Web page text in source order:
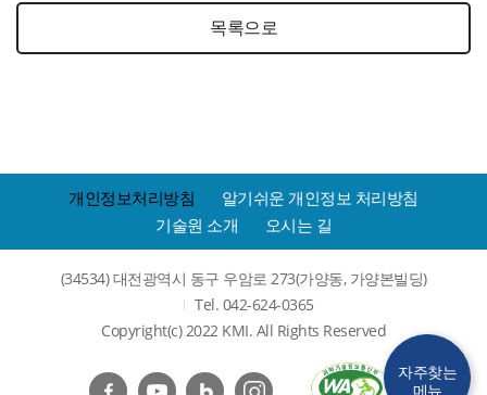
자주찾는
메뉴
목록으로
개인정보처리방침
알기쉬운 개인정보 처리방침
기술원 소개
오시는 길
(34534) 대전광역시 동구 우암로 273(가양동, 가양본빌딩)
Tel. 042-624-0365
Copyright(c) 2022 KMI. All Rights Reserved